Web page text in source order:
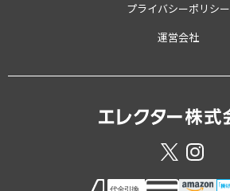
プライバシーポリシー
運営会社